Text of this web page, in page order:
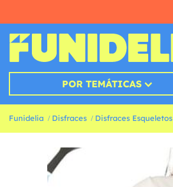
POR TEMÁTICAS
Funidelia Disfraces Disfraces Esqueletos